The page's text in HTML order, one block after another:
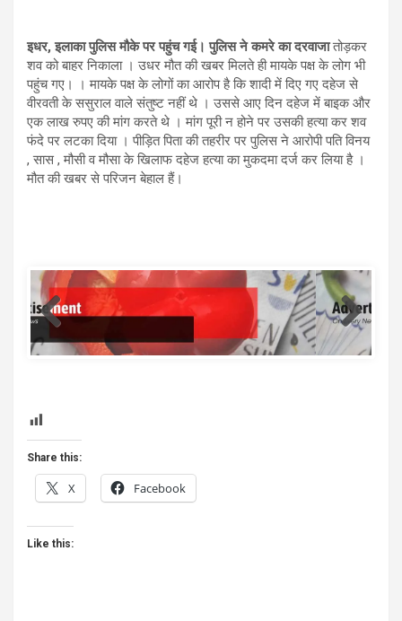
इधर, इलाका पुलिस मौके पर पहुंच गई। पुलिस ने कमरे का दरवाजातोड़कर
शव को बाहर निकाला । उधर मौत की खबर मिलते ही मायके पक्ष के लोग भी
पहुंच गए। । मायके पक्ष के लोगों का आरोप है कि शादी में दिए गए दहेज से
वीरवती के ससुराल वाले संतुष्ट नहीं थे । उससे आए दिन दहेज में बाइक और
एक लाख रुपए की मांग करते थे । मांग पूरी न होने पर उसकी हत्या कर शव
फंदे पर लटका दिया । पीड़ित पिता की तहरीर पर पुलिस ने आरोपी पति विनय
, सास , मौसी व मौसा के खिलाफ दहेज हत्या का मुकदमा दर्ज कर लिया है ।
मौत की खबर से परिजन बेहाल हैं।
Share this:
X Facebook
Like this: